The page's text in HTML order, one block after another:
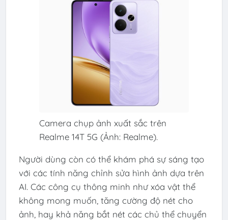
Camera chụp ảnh xuất sắc trên
Realme 14T 5G (Ảnh: Realme).
Người dùng còn có thể khám phá sự sáng tạo
với các tính năng chỉnh sửa hình ảnh dựa trên
AI. Các công cụ thông minh như xóa vật thể
không mong muốn, tăng cường độ nét cho
ảnh, hay khả năng bắt nét các chủ thể chuyển